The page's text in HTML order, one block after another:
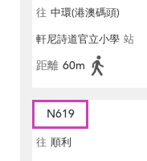
往 中環(港澳碼頭)
軒尼詩道官立小學 站
距離 60m
N619
往 順利